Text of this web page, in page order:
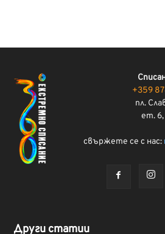
+359
пл.
ет.
свържете се с нас:
Други статии